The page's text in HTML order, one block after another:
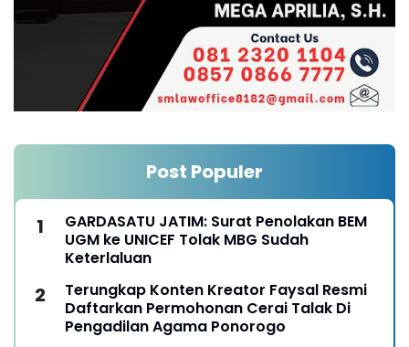
Post Populer
GARDASATU JATIM: Surat Penolakan BEM
UGM ke UNICEF Tolak MBG Sudah
Keterlaluan
Terungkap Konten Kreator Faysal Resmi
Daftarkan Permohonan Cerai Talak Di
Pengadilan Agama Ponorogo